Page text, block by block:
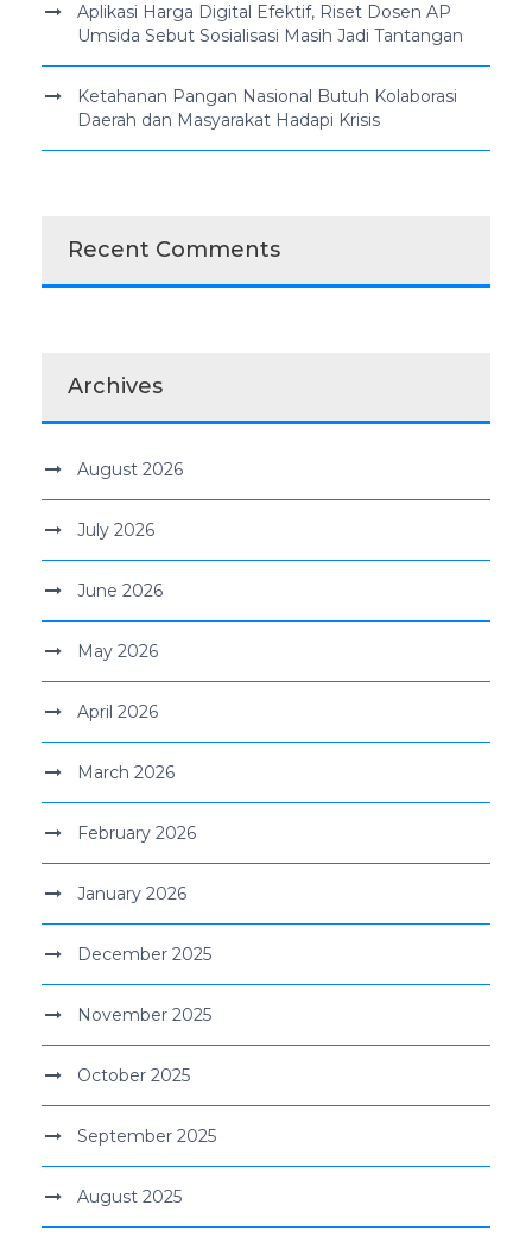
Aplikasi Harga Digital Efektif, Riset Dosen AP
Umsida Sebut Sosialisasi Masih Jadi Tantangan
Ketahanan Pangan Nasional Butuh Kolaborasi
Daerah dan Masyarakat Hadapi Krisis
Recent Comments
Archives
August 2026
July 2026
June 2026
May 2026
April 2026
March 2026
February 2026
January 2026
December 2025
November 2025
October 2025
September 2025
August 2025